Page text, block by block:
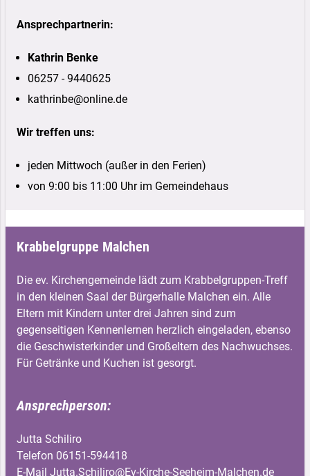
Ansprechpartnerin:
Kathrin Benke
06257 - 9440625
kathrinbe@online.de
Wir treffen uns:
jeden Mittwoch (außer in den Ferien)
von 9:00 bis 11:00 Uhr im Gemeindehaus
Krabbelgruppe Malchen
Die ev. Kirchengemeinde lädt zum Krabbelgruppen-Treff
in den kleinen Saal der Bürgerhalle Malchen ein. Alle
Eltern mit Kindern unter drei Jahren sind zum
gegenseitigen Kennenlernen herzlich eingeladen, ebenso
die Geschwisterkinder und Großeltern des Nachwuchses.
Für Getränke und Kuchen ist gesorgt.
Ansprechperson:
Jutta Schiliro
Telefon 06151-594418
E-Mail Jutta.Schiliro@Ev-Kirche-Seeheim-Malchen.de